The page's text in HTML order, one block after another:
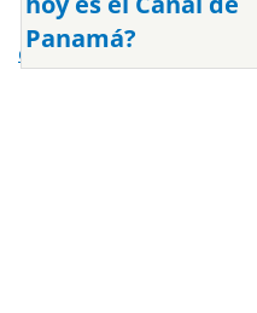
Panamá?
canal de panama bas